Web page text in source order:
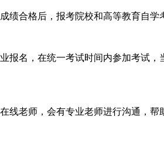
绩合格后，报考院校和高等教育自
名，在统一考试时间内参加考试
线老师，会有专业老师进行沟通，帮